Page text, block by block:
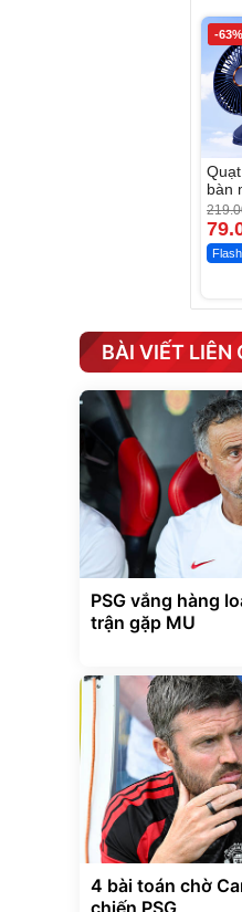
-63%
bàn
BÀI VIẾT LIÊN
PSG vắng hàng
trận gặp MU
4 bài toán chờ
chiến PSG